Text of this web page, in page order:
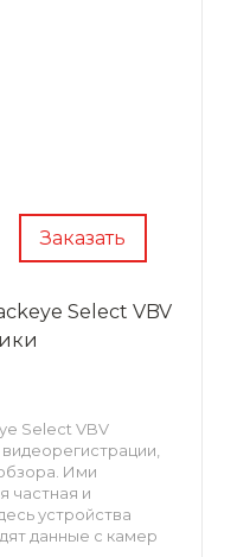
Заказать
Select VBV
Select VBV
Ими
частная и
устройства
данные с камер